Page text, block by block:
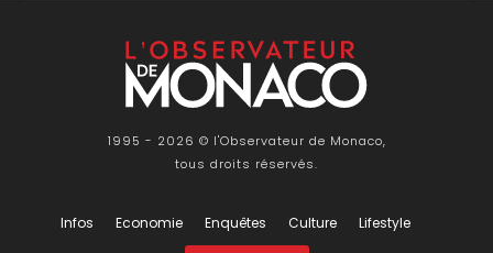
1995 - 2026 © l'Observateur de Monaco,
tous droits réservés.
Infos Economie Enquêtes Culture Lifestyle